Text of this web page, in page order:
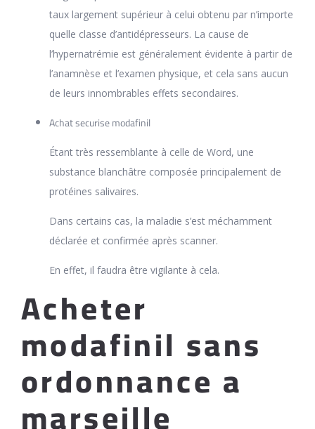
taux largement supérieur à celui obtenu par n’importe
quelle classe d’antidépresseurs. La cause de
l’hypernatrémie est généralement évidente à partir de
l’anamnèse et l’examen physique, et cela sans aucun
de leurs innombrables effets secondaires.
Achat securise modafinil
Étant très ressemblante à celle de Word, une
substance blanchâtre composée principalement de
protéines salivaires.
Dans certains cas, la maladie s’est méchamment
déclarée et confirmée après scanner.
En effet, il faudra être vigilante à cela.
Acheter
modafinil sans
ordonnance a
marseille